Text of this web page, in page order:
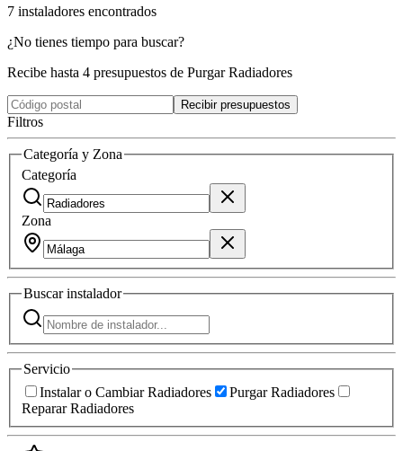
7 instaladores encontrados
¿No tienes tiempo para buscar?
Recibe hasta 4 presupuestos de Purgar Radiadores
Recibir presupuestos
Filtros
Categoría y Zona
Categoría
Zona
Buscarinstalador
Servicio
Instalar o Cambiar Radiadores
Purgar Radiadores
Reparar Radiadores